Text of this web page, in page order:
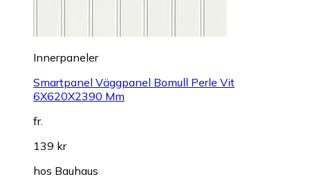
Innerpaneler
Smartpanel Väggpanel Bomull Perle Vit
6X620X2390 Mm
fr.
139 kr
hos Bauhaus